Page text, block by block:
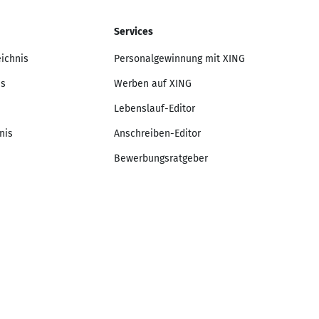
Services
Personalgewinnung mit XING
Werben auf XING
Lebenslauf-Editor
Anschreiben-Editor
Bewerbungsratgeber